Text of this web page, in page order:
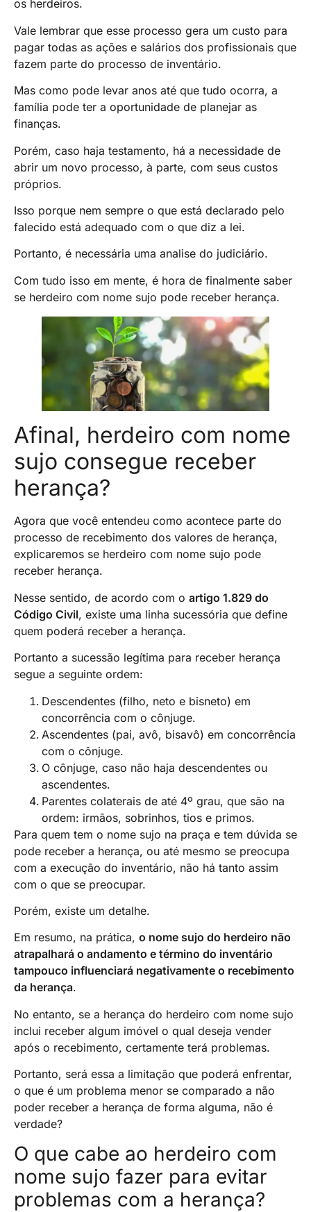
os herdeiros.
Vale lembrar que esse processo gera um custo para
pagar todas as ações e salários dos profissionais que
fazem parte do processo de inventário.
Mas como pode levar anos até que tudo ocorra, a
família pode ter a oportunidade de planejar as
finanças.
Porém, caso haja testamento, há a necessidade de
abrir um novo processo, à parte, com seus custos
próprios.
Isso porque nem sempre o que está declarado pelo
falecido está adequado com o que diz a lei.
Portanto, é necessária uma analise do judiciário.
Com tudo isso em mente, é hora de finalmente saber
se herdeiro com nome sujo pode receber herança.
Afinal, herdeiro com nome
sujo consegue receber
herança?
Agora que você entendeu como acontece parte do
processo de recebimento dos valores de herança,
explicaremos se herdeiro com nome sujo pode
receber herança.
Nesse sentido, de acordo com o artigo 1.829 do
Código Civil, existe uma linha sucessória que define
quem poderá receber a herança.
Portanto a sucessão legítima para receber herança
segue a seguinte ordem:
Descendentes (filho, neto e bisneto) em
concorrência com o cônjuge.
Ascendentes (pai, avô, bisavô) em concorrência
com o cônjuge.
O cônjuge, caso não haja descendentes ou
ascendentes.
Parentes colaterais de até 4º grau, que são na
ordem: irmãos, sobrinhos, tios e primos.
Para quem tem o nome sujo na praça e tem dúvida se
pode receber a herança, ou até mesmo se preocupa
com a execução do inventário, não há tanto assim
com o que se preocupar.
Porém, existe um detalhe.
Em resumo, na prática, o nome sujo do herdeiro não
atrapalhará o andamento e término do inventário
tampouco influenciará negativamente o recebimento
da herança.
No entanto, se a herança do herdeiro com nome sujo
inclui receber algum imóvel o qual deseja vender
após o recebimento, certamente terá problemas.
Portanto, será essa a limitação que poderá enfrentar,
o que é um problema menor se comparado a não
poder receber a herança de forma alguma, não é
verdade?
O que cabe ao herdeiro com
nome sujo fazer para evitar
problemas com a herança?